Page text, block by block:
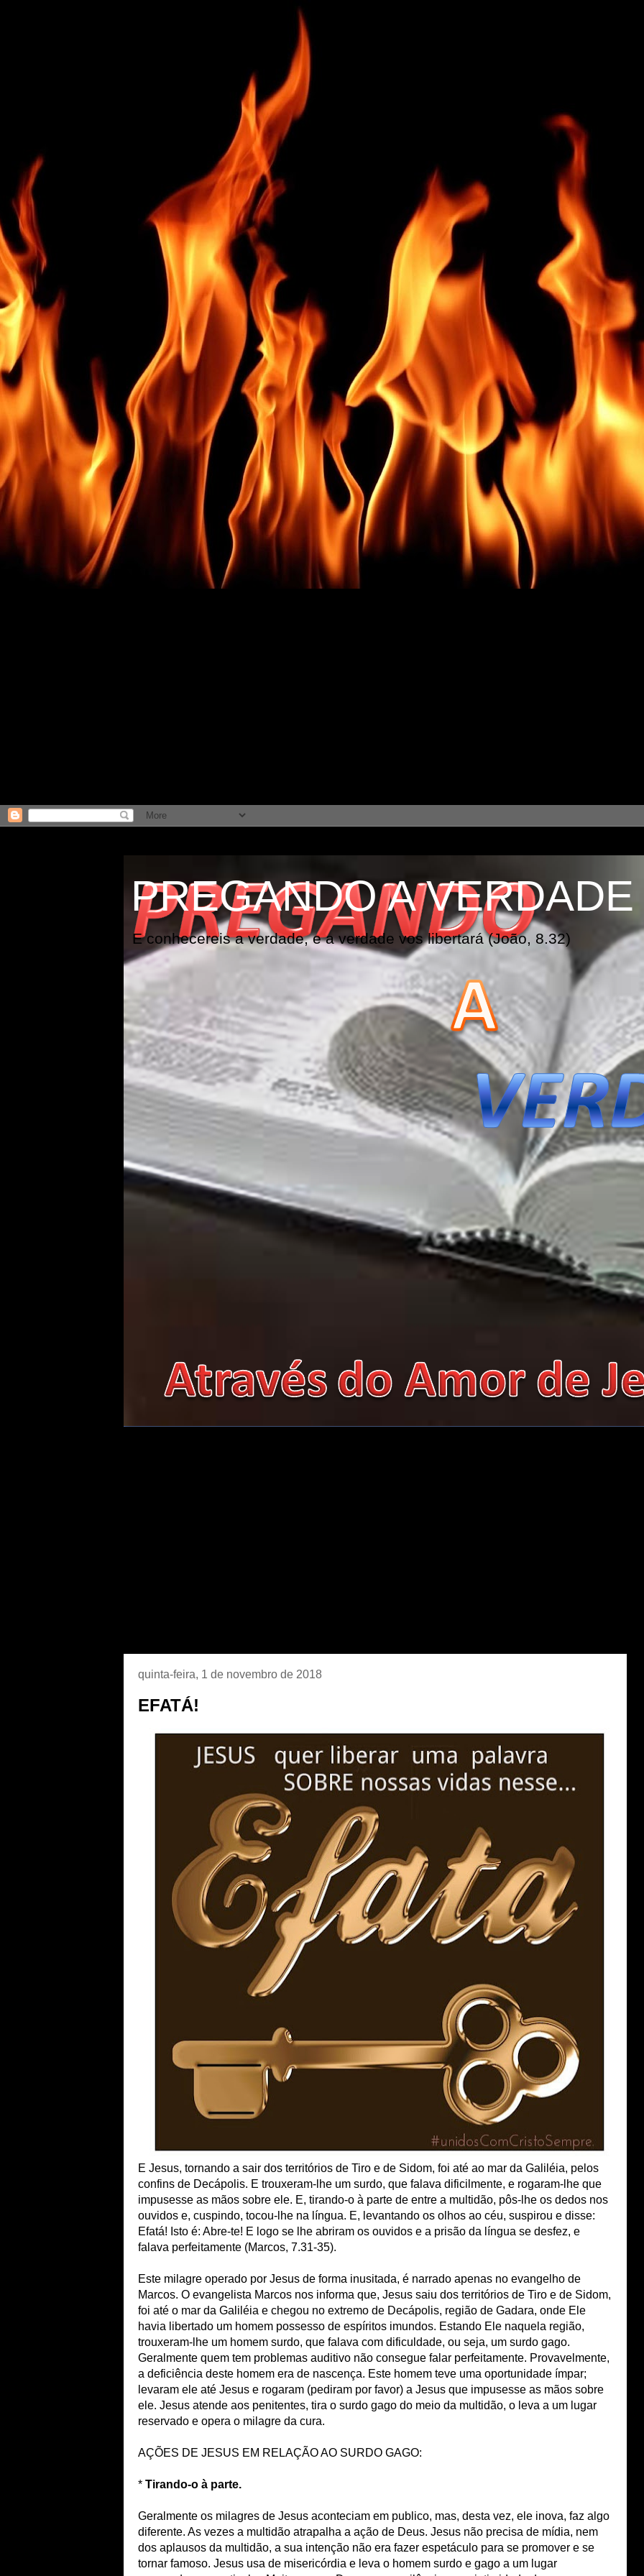
PREGANDO A VERDADE
E conhecereis a verdade, e a verdade vos libertará (João, 8.32)
quinta-feira, 1 de novembro de 2018
EFATÁ!
E Jesus, tornando a sair dos territórios de Tiro e de Sidom, foi até ao mar da Galiléia, pelos
confins de Decápolis. E trouxeram-lhe um surdo, que falava dificilmente, e rogaram-lhe que
impusesse as mãos sobre ele. E, tirando-o à parte de entre a multidão, pôs-lhe os dedos nos
ouvidos e, cuspindo, tocou-lhe na língua. E, levantando os olhos ao céu, suspirou e disse:
Efatá! Isto é: Abre-te! E logo se lhe abriram os ouvidos e a prisão da língua se desfez, e
falava perfeitamente (Marcos, 7.31-35).
Este milagre operado por Jesus de forma inusitada, é narrado apenas no evangelho de
Marcos. O evangelista Marcos nos informa que, Jesus saiu dos territórios de Tiro e de Sidom,
foi até o mar da Galiléia e chegou no extremo de Decápolis, região de Gadara, onde Ele
havia libertado um homem possesso de espíritos imundos. Estando Ele naquela região,
trouxeram-lhe um homem surdo, que falava com dificuldade, ou seja, um surdo gago.
Geralmente quem tem problemas auditivo não consegue falar perfeitamente. Provavelmente,
a deficiência deste homem era de nascença. Este homem teve uma oportunidade ímpar;
levaram ele até Jesus e rogaram (pediram por favor) a Jesus que impusesse as mãos sobre
ele. Jesus atende aos penitentes, tira o surdo gago do meio da multidão, o leva a um lugar
reservado e opera o milagre da cura.
AÇÕES DE JESUS EM RELAÇÃO AO SURDO GAGO:
* Tirando-o à parte.
Geralmente os milagres de Jesus aconteciam em publico, mas, desta vez, ele inova, faz algo
diferente. As vezes a multidão atrapalha a ação de Deus. Jesus não precisa de mídia, nem
dos aplausos da multidão, a sua intenção não era fazer espetáculo para se promover e se
tornar famoso. Jesus usa de misericórdia e leva o homem surdo e gago a um lugar